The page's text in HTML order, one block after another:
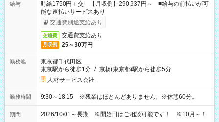
給与
時給1750円＋交 【月収例】290,937円～ ■給与の前払いが可
能な速払いサービスあり
交通費別途支給あり
交通費 交通費支給あり
月収例 25～30万円
勤務地
東京都千代田区
東京駅から徒歩1分 / 京橋(東京都)駅から徒歩5分
人材サービス会社
勤務時間 9:30～18:15 ※残業はほとんどありません。※休憩60分。
期間 2026/10/01～長期 ※開始日はご相談可能です！ ※10月～！